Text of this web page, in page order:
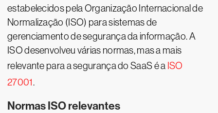
estabelecidos pela Organização Internacional de
Normalização (ISO) para sistemas de
gerenciamento de segurança da informação. A
ISO desenvolveu várias normas, mas a mais
relevante para a segurança do SaaS é a ISO
27001.
Normas ISO relevantes